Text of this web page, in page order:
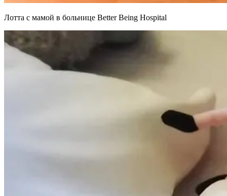
Лотта с мамой в больнице Better Being Hospital